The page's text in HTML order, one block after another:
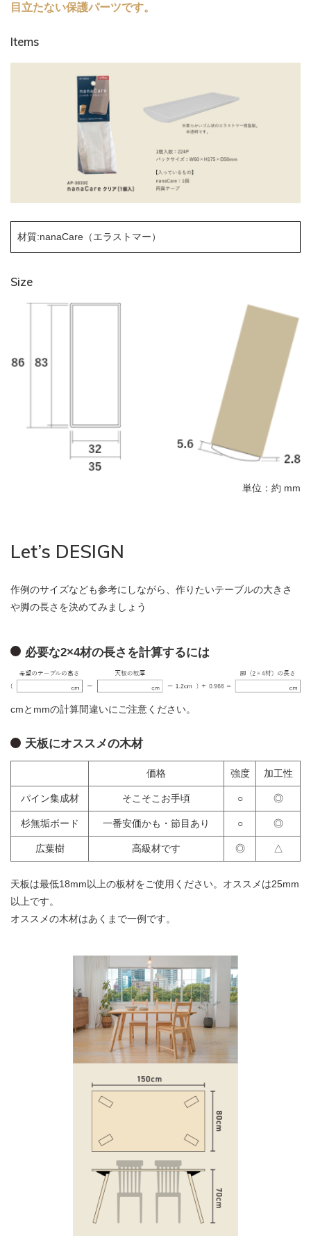
目立たない保護パーツです。
Items
材質:nanaCare（エラストマー）
Size
単位：約 mm
Let’s DESIGN
作例のサイズなども参考にしながら、作りたいテーブルの大きさ
や脚の長さを決めてみましょう
必要な2×4材の長さを計算するには
cmとmmの計算間違いにご注意ください。
天板にオススメの木材
価格 強度 加工性
パイン集成材 そこそこお手頃 ○ ◎
杉無垢ボード 一番安価かも・節目あり ○ ◎
広葉樹 高級材です ◎ △
天板は最低18mm以上の板材をご使用ください。オススメは25mm
以上です。
オススメの木材はあくまで一例です。